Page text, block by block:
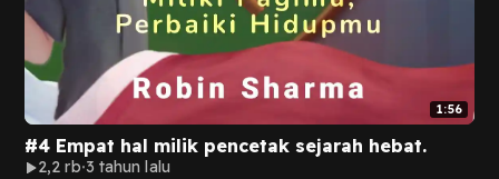
1:56
#4 Empat hal milik pencetak sejarah hebat.
2,2 rb 3 tahun lalu